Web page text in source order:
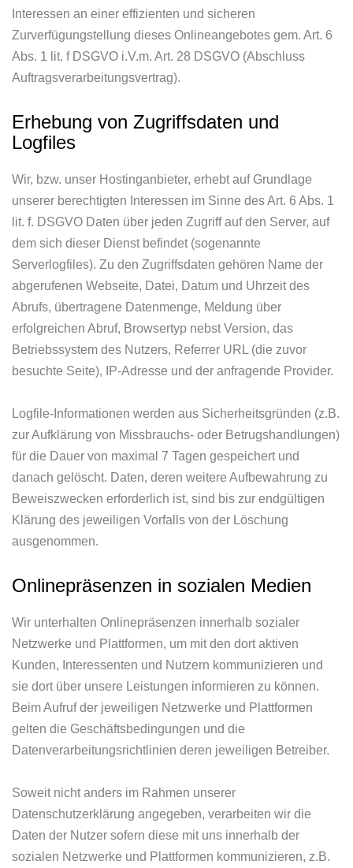
Interessen an einer effizienten und sicheren
Zurverfügungstellung dieses Onlineangebotes gem. Art. 6
Abs. 1 lit. f DSGVO i.V.m. Art. 28 DSGVO (Abschluss
Auftragsverarbeitungsvertrag).
Erhebung von Zugriffsdaten und
Logfiles
Wir, bzw. unser Hostinganbieter, erhebt auf Grundlage
unserer berechtigten Interessen im Sinne des Art. 6 Abs. 1
lit. f. DSGVO Daten über jeden Zugriff auf den Server, auf
dem sich dieser Dienst befindet (sogenannte
Serverlogfiles). Zu den Zugriffsdaten gehören Name der
abgerufenen Webseite, Datei, Datum und Uhrzeit des
Abrufs, übertragene Datenmenge, Meldung über
erfolgreichen Abruf, Browsertyp nebst Version, das
Betriebssystem des Nutzers, Referrer URL (die zuvor
besuchte Seite), IP-Adresse und der anfragende Provider.
Logfile-Informationen werden aus Sicherheitsgründen (z.B.
zur Aufklärung von Missbrauchs- oder Betrugshandlungen)
für die Dauer von maximal 7 Tagen gespeichert und
danach gelöscht. Daten, deren weitere Aufbewahrung zu
Beweiszwecken erforderlich ist, sind bis zur endgültigen
Klärung des jeweiligen Vorfalls von der Löschung
ausgenommen.
Onlinepräsenzen in sozialen Medien
Wir unterhalten Onlinepräsenzen innerhalb sozialer
Netzwerke und Plattformen, um mit den dort aktiven
Kunden, Interessenten und Nutzern kommunizieren und
sie dort über unsere Leistungen informieren zu können.
Beim Aufruf der jeweiligen Netzwerke und Plattformen
gelten die Geschäftsbedingungen und die
Datenverarbeitungsrichtlinien deren jeweiligen Betreiber.
Soweit nicht anders im Rahmen unserer
Datenschutzerklärung angegeben, verarbeiten wir die
Daten der Nutzer sofern diese mit uns innerhalb der
sozialen Netzwerke und Plattformen kommunizieren, z.B.